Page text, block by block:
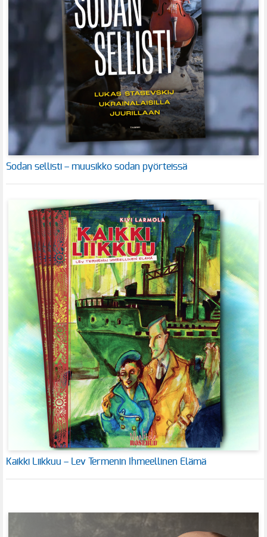
Sodan sellisti – muusikko sodan pyörteissä
Kaikki Liikkuu – Lev Termenin Ihmeellinen Elämä